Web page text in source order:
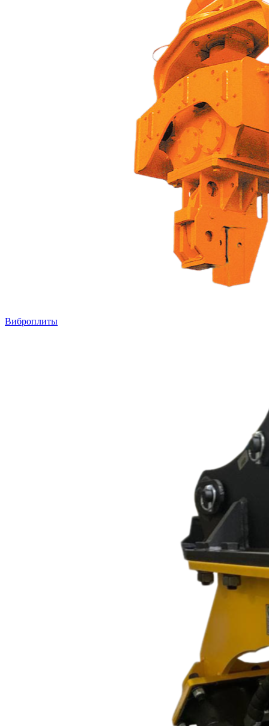
Виброплиты